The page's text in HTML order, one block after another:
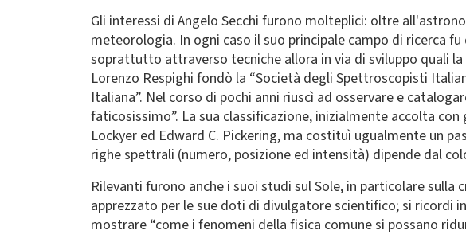
Gli interessi di Angelo Secchi furono molteplici: oltre
meteorologia. In ogni caso il suo principale campo di ricerca
soprattutto attraverso tecniche allora in via di sviluppo quali
Lorenzo Respighi fondò la “Società degli Spettroscopisti
Italiana”. Nel corso di pochi anni riuscì ad osservare e
faticosissimo”. La sua classificazione, inizialmente accolta
Lockyer ed Edward C. Pickering, ma costituì ugualmente un
righe spettrali (numero, posizione ed intensità) dipende dal
Rilevanti furono anche i suoi studi sul Sole, in particolare
apprezzato per le sue doti di divulgatore scientifico; si ricordi
mostrare “come i fenomeni della fisica comune si possano